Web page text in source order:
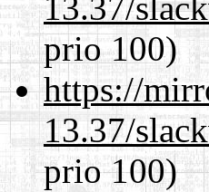
prio 100)
https://
13.37/
prio 100)